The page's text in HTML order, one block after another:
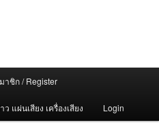
าชิก / Register
แผ่นเสียง เครื่องเสียง Login